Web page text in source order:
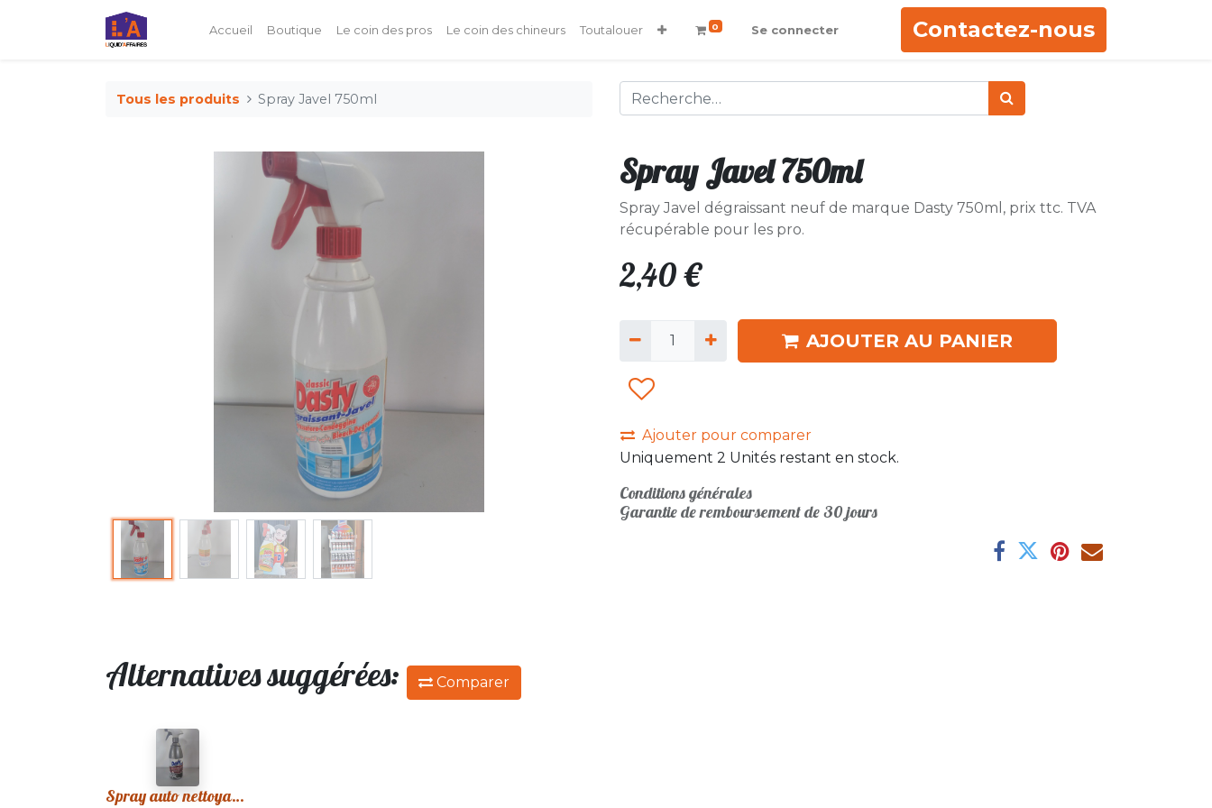
Accueil Boutique Le coin des pros Le coin des chineurs Toutalouer 0 Se connecter Contactez-nous
Tous les produits Spray Javel 750ml
Spray Javel 750ml
Spray Javel dégraissant neuf de marque Dasty 750ml, prix ttc. TVA
récupérable pour les pro.
2,40€
AJOUTER AU PANIER
Ajouter pour comparer
Uniquement 2 Unités restant en stock.
Conditions générales
Garantie de remboursement de 30 jours
Alternatives suggérées: Comparer
Spray auto nettoyant intérieure